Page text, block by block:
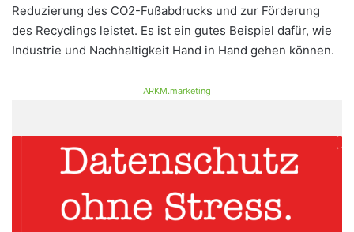
Reduzierung des CO2-Fußabdrucks und zur Förderung
des Recyclings leistet. Es ist ein gutes Beispiel dafür, wie
Industrie und Nachhaltigkeit Hand in Hand gehen können.
ARKM.marketing